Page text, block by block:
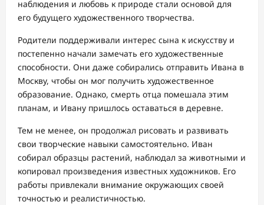
наблюдения и любовь к природе стали основой для
его будущего художественного творчества.
Родители поддерживали интерес сына к искусству и
постепенно начали замечать его художественные
способности. Они даже собирались отправить Ивана в
Москву, чтобы он мог получить художественное
образование. Однако, смерть отца помешала этим
планам, и Ивану пришлось оставаться в деревне.
Тем не менее, он продолжал рисовать и развивать
свои творческие навыки самостоятельно. Иван
собирал образцы растений, наблюдал за животными и
копировал произведения известных художников. Его
работы привлекали внимание окружающих своей
точностью и реалистичностью.